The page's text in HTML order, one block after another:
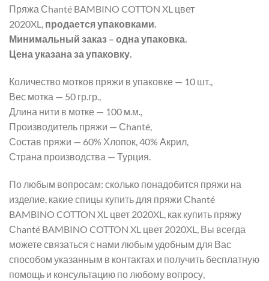
Пряжа Сhanté BAMBINO COTTON XL цвет
2020XL, продается упаковками.
Минимальный заказ – одна упаковка.
Цена указана за упаковку.
Количество мотков пряжи в упаковке — 10 шт.,
Вес мотка — 50 гр.гр.,
Длина нити в мотке — 100 м.м.,
Производитель пряжи — Сhanté,
Состав пряжи — 60% Хлопок, 40% Акрил,
Страна производства — Турция.
По любым вопросам: сколько понадобится пряжи на
изделие, какие спицы купить для пряжи Сhanté
BAMBINO COTTON XL цвет 2020XL, как купить пряжу
Сhanté BAMBINO COTTON XL цвет 2020XL, Вы всегда
можете связаться с нами любым удобным для Вас
способом указанным в контактах и получить бесплатную
помощь и консультацию по любому вопросу,